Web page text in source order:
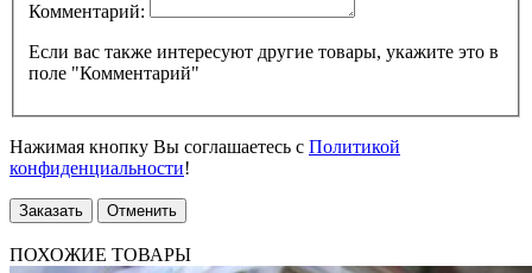
Комментарий:
Если вас также интересуют другие товары, укажите это в
поле "Комментарий"
Нажимая кнопку Вы соглашаетесь с Политикой
конфиденциальности!
Заказать Отменить
ПОХОЖИЕ ТОВАРЫ